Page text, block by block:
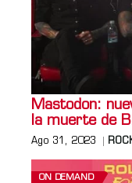
Mastodon:
la muerte de
Ago 31, 2023
ON DEMAND